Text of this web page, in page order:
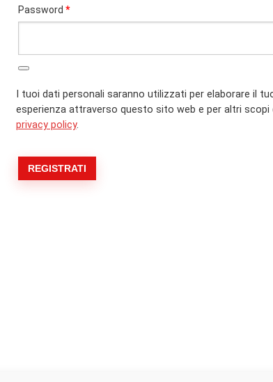
Password *Richiesto
I tuoi dati personali saranno utilizzati per elaborare il
esperienza attraverso questo sito web e per altri
privacy policy.
REGISTRATI